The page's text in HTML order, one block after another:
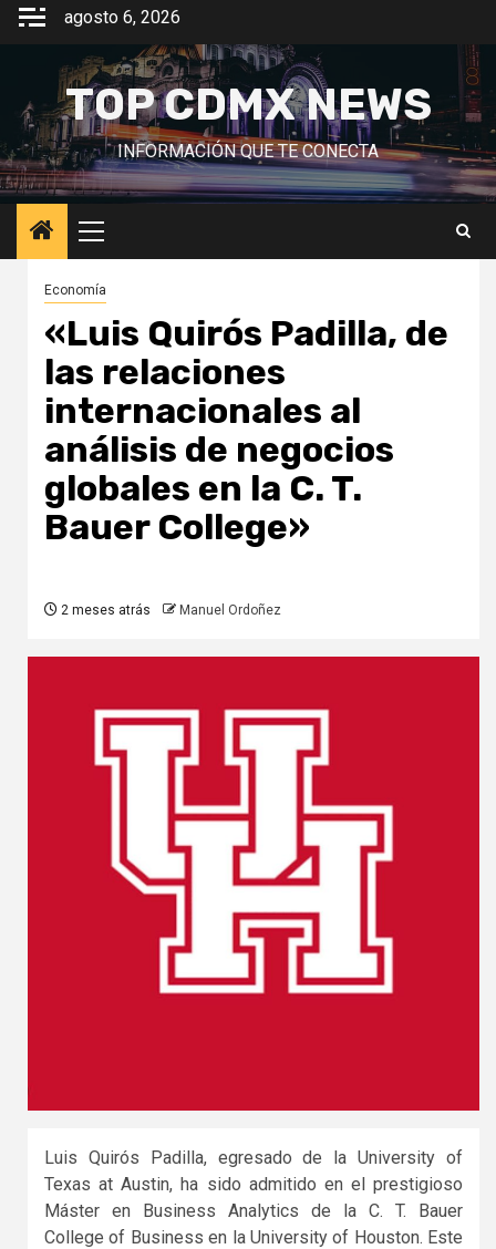
Saltar
contenido
agosto 6, 2026
TOP CDMX NEWS
INFORMACIÓN QUE TE CONECTA
Menú
principal
Economía
«Luis Quirós Padilla, de
las relaciones
internacionales al
análisis de negocios
globales en la C. T.
Bauer College»
2 meses atrás Manuel Ordoñez
Luis Quirós Padilla, egresado de la University of
Texas at Austin, ha sido admitido en el prestigioso
Máster en Business Analytics de la C. T. Bauer
College of Business en la University of Houston. Este